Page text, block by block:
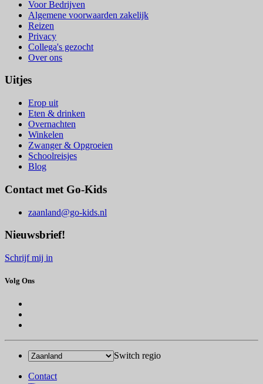
Voor Bedrijven
Algemene voorwaarden zakelijk
Reizen
Privacy
Collega's gezocht
Over ons
Uitjes
Erop uit
Eten & drinken
Overnachten
Winkelen
Zwanger & Opgroeien
Schoolreisjes
Blog
Contact met Go-Kids
zaanland@go-kids.nl
Nieuwsbrief!
Schrijf mij in
Volg Ons
Switch regio
Contact